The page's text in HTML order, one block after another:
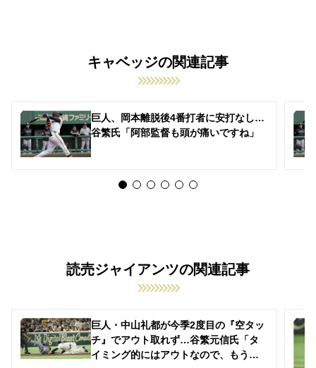
キャベッジの関連記事
巨人、岡本離脱後4番打者に安打なし…
谷繁氏「阿部監督も頭が痛いですね」
読売ジャイアンツの関連記事
巨人・中山礼都が今季2度目の『空タッ
チ』でアウト取れず…谷繁元信氏「タ
イミング的にはアウトなので、もう少